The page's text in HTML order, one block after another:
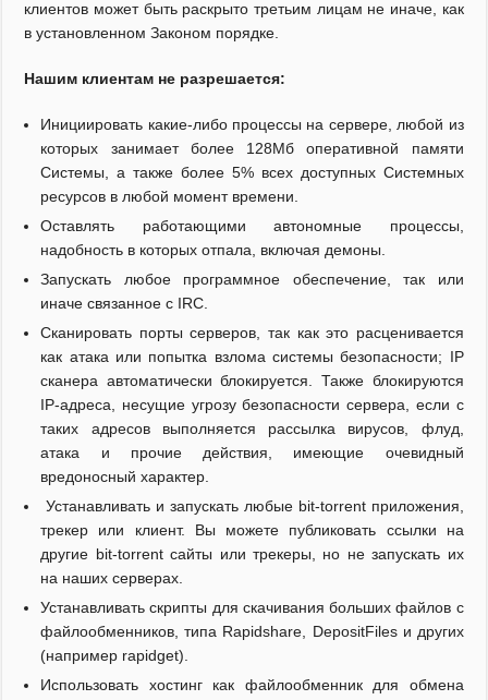
клиентов может быть раскрыто третьим лицам не иначе, как
в установленном Законом порядке.
Нашим клиентам не разрешается:
Инициировать какие-либо процессы на сервере, любой из
которых занимает более 128Мб оперативной памяти
Системы, а также более 5% всех доступных Системных
ресурсов в любой момент времени.
Оставлять работающими автономные процессы,
надобность в которых отпала, включая демоны.
Запускать любое программное обеспечение, так или
иначе связанное с IRC.
Сканировать порты серверов, так как это расценивается
как атака или попытка взлома системы безопасности; IP
сканера автоматически блокируется. Также блокируются
IP-адреса, несущие угрозу безопасности сервера, если с
таких адресов выполняется рассылка вирусов, флуд,
атака и прочие действия, имеющие очевидный
вредоносный характер.
Устанавливать и запускать любые bit-torrent приложения,
трекер или клиент. Вы можете публиковать ссылки на
другие bit-torrent сайты или трекеры, но не запускать их
на наших серверах.
Устанавливать скрипты для скачивания больших файлов с
файлообменников, типа Rapidshare, DepositFiles и других
(например rapidget).
Использовать хостинг как файлообменник для обмена